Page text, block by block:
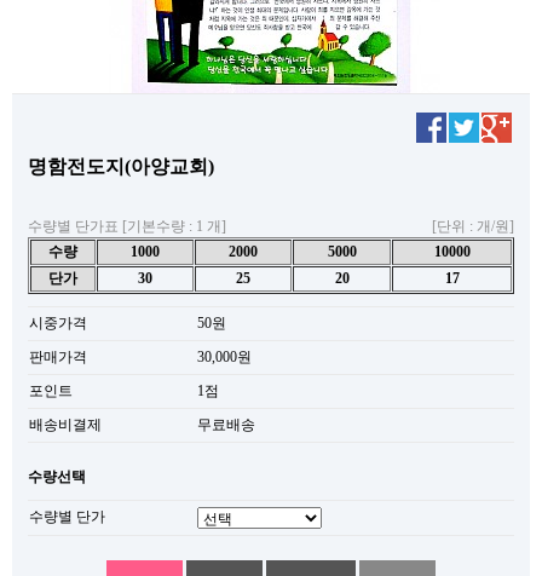
명함전도지(아양교회)
수량별 단가표 [기본수량 : 1 개]
[단위 : 개/원]
수량
1000 2000 5000
10000
단가
30 25 20 17
시중가격
50원
판매가격
30,000원
포인트
1점
배송비결제
무료배송
수량선택
수량별 단가